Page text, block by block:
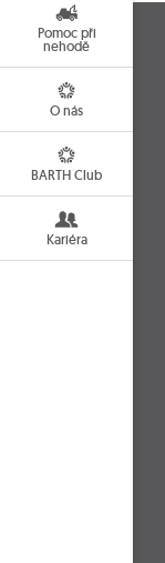
Pomoc při
nehodě
O nás
BARTH Club
Kariéra